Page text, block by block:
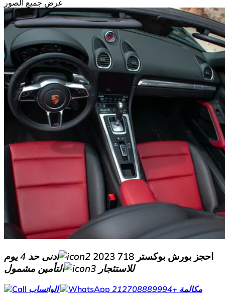
عرض جميع الصور
احجز بورش بوكستر 718 2023
أدنى حد 4 يوم
للاستئجار
التأمين مشمول
مكالمة +212708889994 الواتساب